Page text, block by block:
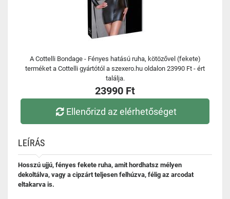
A Cottelli Bondage - Fényes hatású ruha, kötözővel (fekete)
terméket a Cottelli gyártótól a szexero.hu oldalon 23990 Ft - ért
találja.
23990 Ft
Ellenőrizd az elérhetőséget
LEÍRÁS
Hosszú ujjú, fényes fekete ruha, amit hordhatsz mélyen
dekoltálva, vagy a cipzárt teljesen felhúzva, félig az arcodat
eltakarva is.